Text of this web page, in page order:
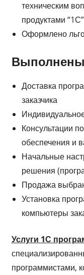
техническим
продуктами “1С”
Оформлено
Доставка
заказчика
Консультации
обеспечения и
Начальные
решения
Продажа
Установка
компьютеры
Услуги 1С
программистами,